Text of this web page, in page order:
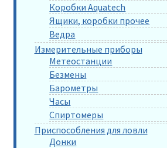
Коробки Aquatech
Ящики, коробки прочее
Ведра
Измерительные приборы
Метеостанции
Безмены
Барометры
Часы
Спиртомеры
Приспособления для ловли
Донки